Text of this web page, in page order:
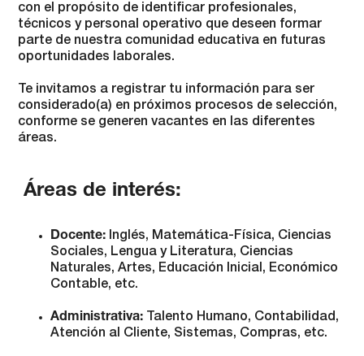
con el propósito de identificar profesionales,
técnicos y personal operativo que deseen formar
parte de nuestra comunidad educativa en futuras
oportunidades laborales.
Te invitamos a registrar tu información para ser
considerado(a) en próximos procesos de selección,
conforme se generen vacantes en las diferentes
áreas.
Áreas de interés:
Docente: Inglés, Matemática-Física, Ciencias
Sociales, Lengua y Literatura, Ciencias
Naturales, Artes, Educación Inicial, Económico
Contable, etc.
Administrativa: Talento Humano, Contabilidad,
Atención al Cliente, Sistemas, Compras, etc.